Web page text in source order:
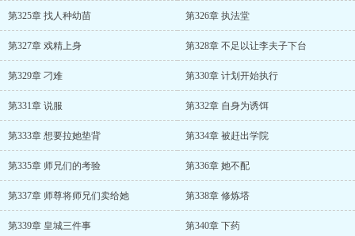
第325章 找人种幼苗 第326章 执法堂
第327章 戏精上身 第328章 不足以让李夫子下台
第329章 刁难 第330章 计划开始执行
第331章 说服 第332章 自身为诱饵
第333章 想要拉她垫背 第334章 被赶出学院
第335章 师兄们的考验 第336章 她不配
第337章 师尊将师兄们卖给她 第338章 修炼塔
第339章 皇城三件事 第340章 下药